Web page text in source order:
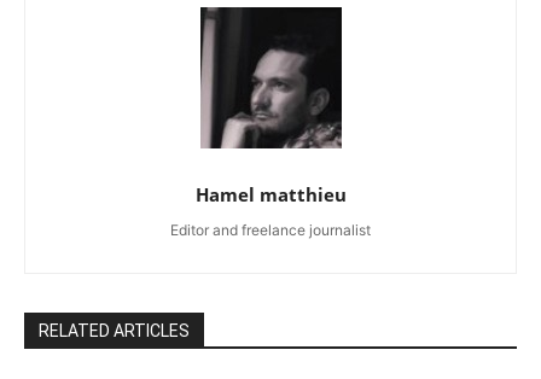
Hamel matthieu
Editor and freelance journalist
RELATED ARTICLES